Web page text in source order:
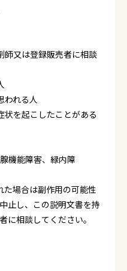
師又は登録販売者に相談
われる人
状を起こしたことがある
機能障害、緑内障
た場合は副作用の可能性
止し、この説明文書を持
に相談してください。